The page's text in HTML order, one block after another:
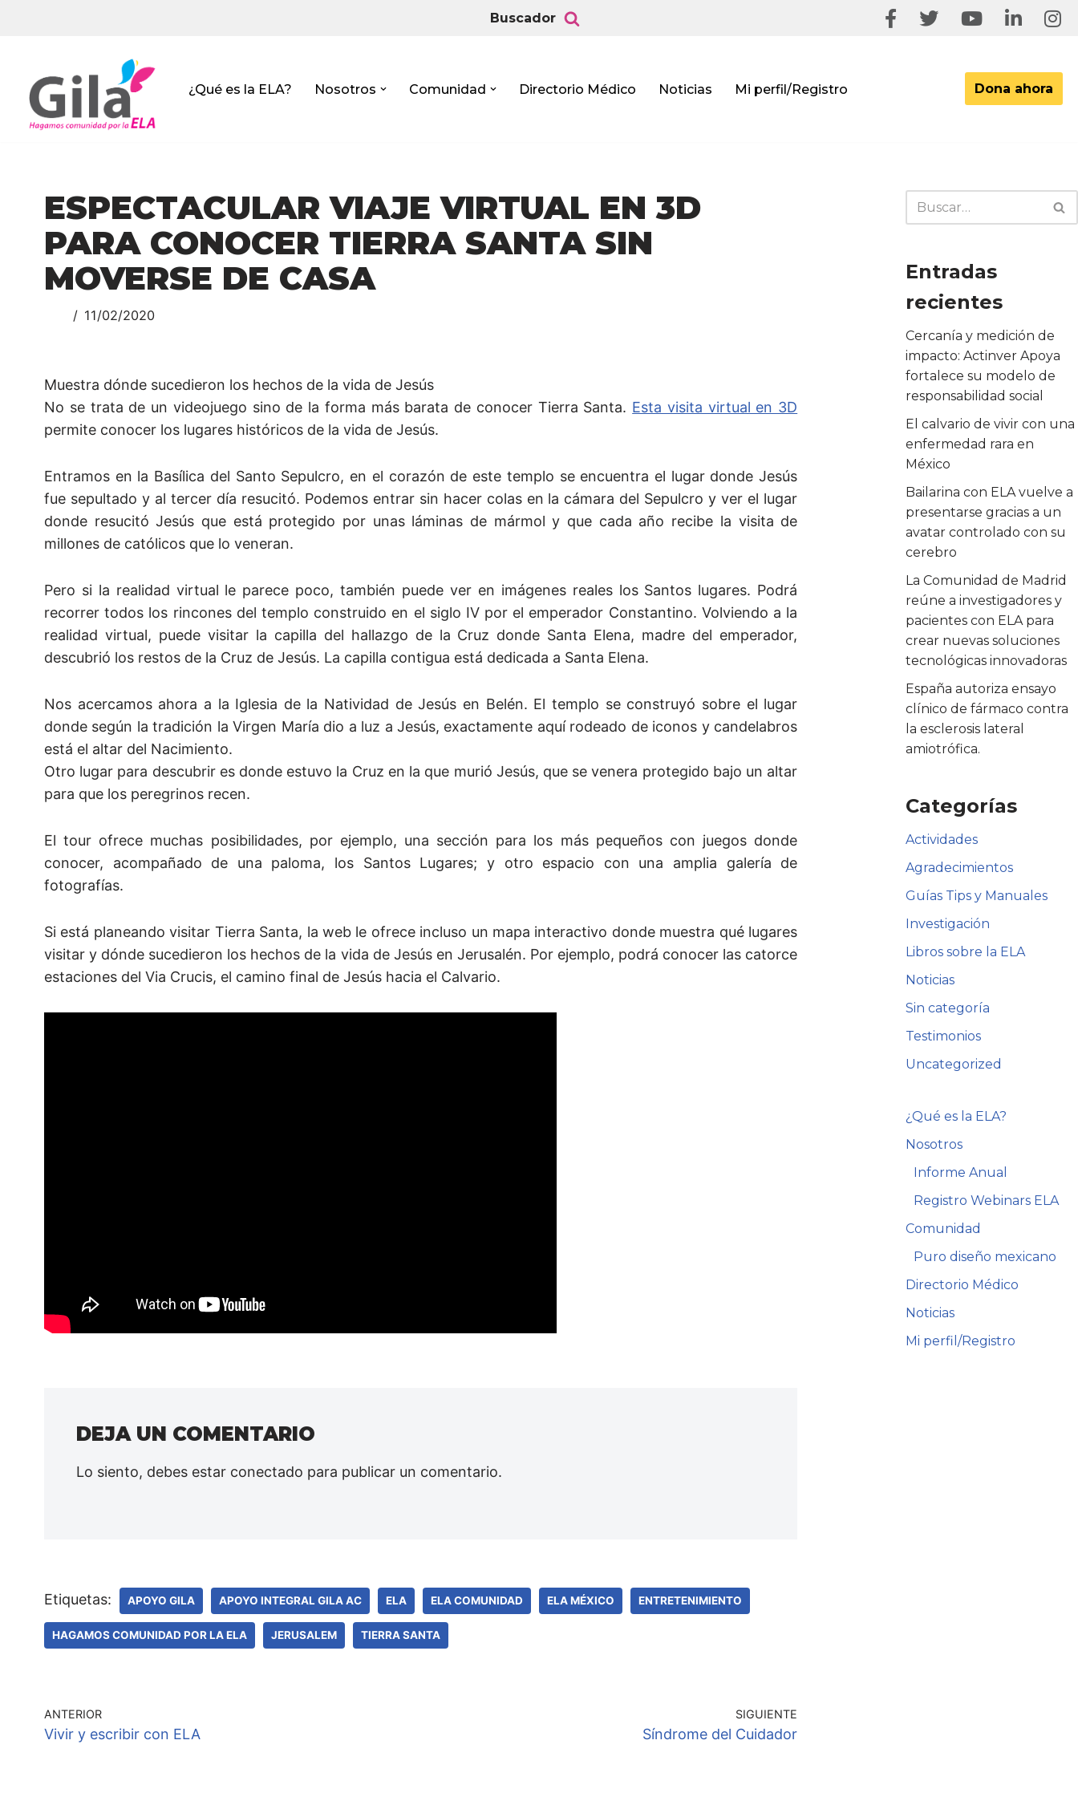
contenido
Buscador
¿Qué es la ELA? Nosotros Comunidad Directorio Médico Noticias Mi perfil/Registro Dona ahora
ESPECTACULAR VIAJE VIRTUAL EN 3D
PARA CONOCER TIERRA SANTA SIN
MOVERSE DE CASA
11/02/2020
Muestra dónde sucedieron los hechos de la vida de Jesús
No se trata de un videojuego sino de la forma más barata de conocer Tierra Santa. Esta visita virtual en 3D
permite conocer los lugares históricos de la vida de Jesús.
Entramos en la Basílica del Santo Sepulcro, en el corazón de este templo se encuentra el lugar donde Jesús
fue sepultado y al tercer día resucitó. Podemos entrar sin hacer colas en la cámara del Sepulcro y ver el lugar
donde resucitó Jesús que está protegido por unas láminas de mármol y que cada año recibe la visita de
millones de católicos que lo veneran.
Pero si la realidad virtual le parece poco, también puede ver en imágenes reales los Santos lugares. Podrá
recorrer todos los rincones del templo construido en el siglo IV por el emperador Constantino. Volviendo a la
realidad virtual, puede visitar la capilla del hallazgo de la Cruz donde Santa Elena, madre del emperador,
descubrió los restos de la Cruz de Jesús. La capilla contigua está dedicada a Santa Elena.
Nos acercamos ahora a la Iglesia de la Natividad de Jesús en Belén. El templo se construyó sobre el lugar
donde según la tradición la Virgen María dio a luz a Jesús, exactamente aquí rodeado de iconos y candelabros
está el altar del Nacimiento.
Otro lugar para descubrir es donde estuvo la Cruz en la que murió Jesús, que se venera protegido bajo un altar
para que los peregrinos recen.
El tour ofrece muchas posibilidades, por ejemplo, una sección para los más pequeños con juegos donde
conocer, acompañado de una paloma, los Santos Lugares; y otro espacio con una amplia galería de
fotografías.
Si está planeando visitar Tierra Santa, la web le ofrece incluso un mapa interactivo donde muestra qué lugares
visitar y dónde sucedieron los hechos de la vida de Jesús en Jerusalén. Por ejemplo, podrá conocer las catorce
estaciones del Via Crucis, el camino final de Jesús hacia el Calvario.
DEJA UN COMENTARIO
Lo siento, debes estar conectado para publicar un comentario.
Etiquetas: APOYO GILA APOYO INTEGRAL GILA AC ELA ELA COMUNIDAD ELA MÉXICO ENTRETENIMIENTO
HAGAMOS COMUNIDAD POR LA ELA JERUSALEM TIERRA SANTA
ANTERIOR
Vivir y escribir con ELA
SIGUIENTE
Síndrome del Cuidador
Entradas
recientes
Cercanía y medición de
impacto: Actinver Apoya
fortalece su modelo de
responsabilidad social
El calvario de vivir con una
enfermedad rara en
México
Bailarina con ELA vuelve a
presentarse gracias a un
avatar controlado con su
cerebro
La Comunidad de Madrid
reúne a investigadores y
pacientes con ELA para
crear nuevas soluciones
tecnológicas innovadoras
España autoriza ensayo
clínico de fármaco contra
la esclerosis lateral
amiotrófica.
Categorías
Actividades
Agradecimientos
Guías Tips y Manuales
Investigación
Libros sobre la ELA
Noticias
Sin categoría
Testimonios
Uncategorized
¿Qué es la ELA?
Nosotros
Informe Anual
Registro Webinars ELA
Comunidad
Puro diseño mexicano
Directorio Médico
Noticias
Mi perfil/Registro